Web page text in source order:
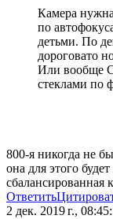
Камера
по
детьми. По
дороговато
Или вообще
стеклами по
800-я никогда не
она для этого
сбалансированная
Ответить
2 дек. 2019 г.,